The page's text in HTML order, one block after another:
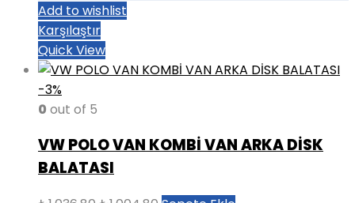
Add to wishlist
Karşılaştır
Quick View
-3%
0 out of 5
VW POLO VAN KOMBİ VAN ARKA DİSK
BALATASI